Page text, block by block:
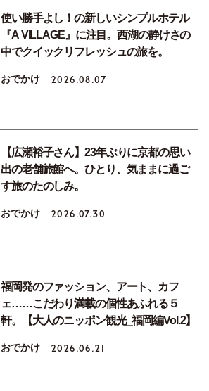
使い勝手よし！の新しいシンプルホテル
『A VILLAGE』に注目。西湖の静けさの
中でクイックリフレッシュの旅を。
おでかけ 2026.08.07
【広瀬裕子さん】23年ぶりに京都の思い
出の老舗旅館へ。ひとり、気ままに過ご
す旅のたのしみ。
おでかけ 2026.07.30
福岡発のファッション、アート、カフ
ェ……こだわり満載の個性あふれる５
軒。【大人のニッポン観光_福岡編Vol.2】
おでかけ 2026.06.21